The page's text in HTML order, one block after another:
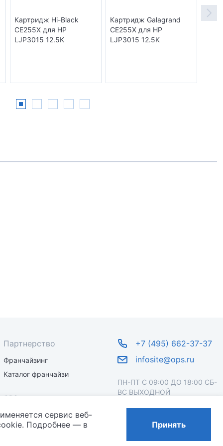
Картридж Hi-Black
CE255X для HP
LJP3015 12.5K
Картридж Galagrand
CE255X для HP
LJP3015 12.5K
+7 (495) 662-37-37
infosite@ops.ru
ПН-ПТ С 09:00 ДО 18:00 СБ-
ВС ВЫХОДНОЙ
Партнерство
Франчайзинг
Каталог франчайзи
OPS
О бренде
Новости
сервис веб-
Подробнее — в
Принять